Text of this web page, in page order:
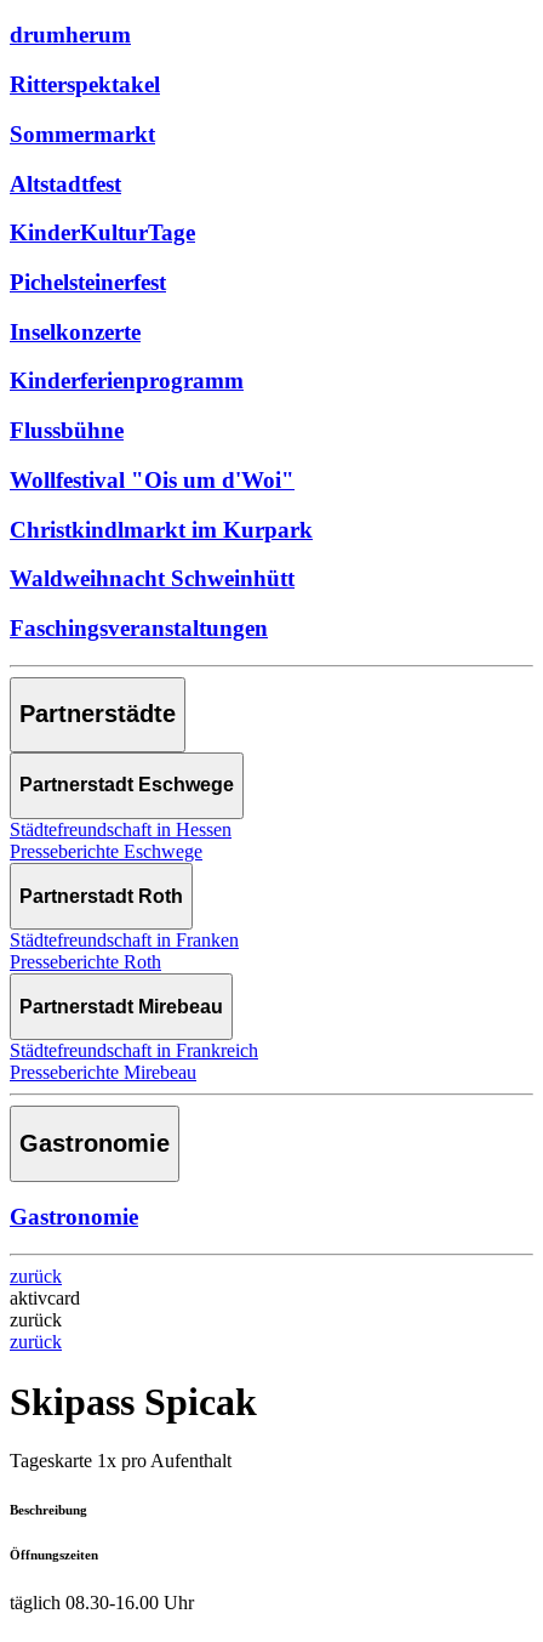
drumherum
Ritterspektakel
Sommermarkt
Altstadtfest
KinderKulturTage
Pichelsteinerfest
Inselkonzerte
Kinderferienprogramm
Flussbühne
Wollfestival "Ois um d'Woi"
Christkindlmarkt im Kurpark
Waldweihnacht Schweinhütt
Faschingsveranstaltungen
Partnerstädte
Partnerstadt Eschwege
Städtefreundschaft in Hessen
Presseberichte Eschwege
Partnerstadt Roth
Städtefreundschaft in Franken
Presseberichte Roth
Partnerstadt Mirebeau
Städtefreundschaft in Frankreich
Presseberichte Mirebeau
Gastronomie
Gastronomie
zurück
aktivcard
zurück
zurück
Skipass Spicak
Tageskarte 1x pro Aufenthalt
Beschreibung
Öffnungszeiten
täglich 08.30-16.00 Uhr